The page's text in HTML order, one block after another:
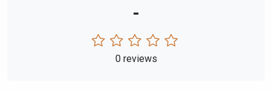
-
0 reviews